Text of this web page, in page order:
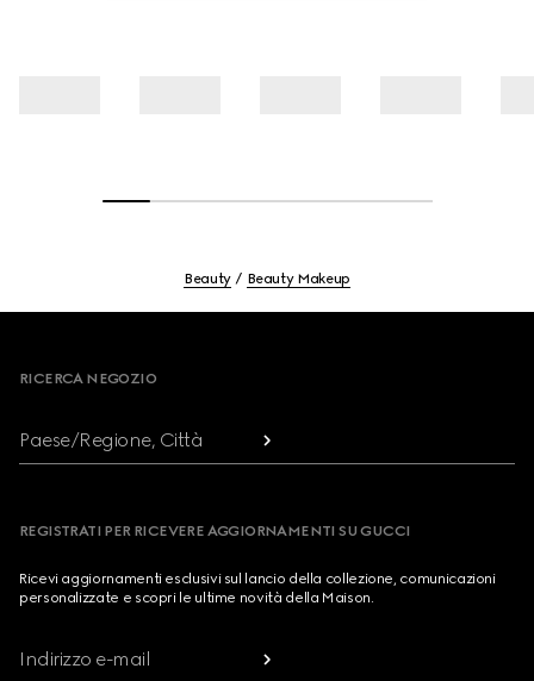
Beauty Beauty Makeup
RICERCA NEGOZIO
Paese/Regione, Città
REGISTRATI PER RICEVERE AGGIORNAMENTI SU GUCCI
Ricevi aggiornamenti esclusivi sul lancio della collezione, comunicazioni
personalizzate e scopri le ultime novità della Maison.
Indirizzo e-mail